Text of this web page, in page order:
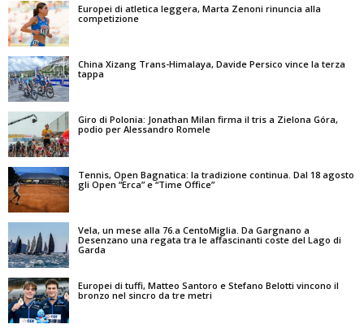
Europei di atletica leggera, Marta Zenoni rinuncia alla
competizione
China Xizang Trans-Himalaya, Davide Persico vince la terza
tappa
Giro di Polonia: Jonathan Milan firma il tris a Zielona Góra,
podio per Alessandro Romele
Tennis, Open Bagnatica: la tradizione continua. Dal 18 agosto
gli Open “Erca” e “Time Office”
Vela, un mese alla 76.a CentoMiglia. Da Gargnano a
Desenzano una regata tra le affascinanti coste del Lago di
Garda
Europei di tuffi, Matteo Santoro e Stefano Belotti vincono il
bronzo nel sincro da tre metri